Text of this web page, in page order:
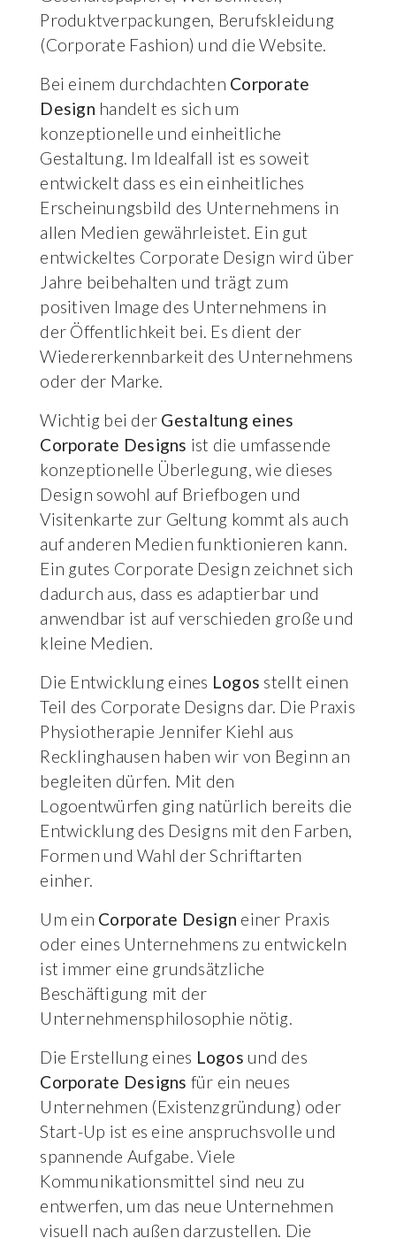
Produktverpackungen, Berufskleidung
(Corporate Fashion) und die Website.
Bei einem durchdachten Corporate
Design handelt es sich um
konzeptionelle und einheitliche
Gestaltung. Im Idealfall ist es soweit
entwickelt dass es ein einheitliches
Erscheinungsbild des Unternehmens in
allen Medien gewährleistet. Ein gut
entwickeltes Corporate Design wird über
Jahre beibehalten und trägt zum
positiven Image des Unternehmens in
der Öffentlichkeit bei. Es dient der
Wiedererkennbarkeit des Unternehmens
oder der Marke.
Wichtig bei der Gestaltung eines
Corporate Designs ist die umfassende
konzeptionelle Überlegung, wie dieses
Design sowohl auf Briefbogen und
Visitenkarte zur Geltung kommt als auch
auf anderen Medien funktionieren kann.
Ein gutes Corporate Design zeichnet sich
dadurch aus, dass es adaptierbar und
anwendbar ist auf verschieden große und
kleine Medien.
Die Entwicklung eines Logos stellt einen
Teil des Corporate Designs dar. Die Praxis
Physiotherapie Jennifer Kiehl aus
Recklinghausen haben wir von Beginn an
begleiten dürfen. Mit den
Logoentwürfen ging natürlich bereits die
Entwicklung des Designs mit den Farben,
Formen und Wahl der Schriftarten
einher.
Um ein Corporate Design einer Praxis
oder eines Unternehmens zu entwickeln
ist immer eine grundsätzliche
Beschäftigung mit der
Unternehmensphilosophie nötig.
Die Erstellung eines Logos und des
Corporate Designs für ein neues
Unternehmen (Existenzgründung) oder
Start-Up ist es eine anspruchsvolle und
spannende Aufgabe. Viele
Kommunikationsmittel sind neu zu
entwerfen, um das neue Unternehmen
visuell nach außen darzustellen. Die